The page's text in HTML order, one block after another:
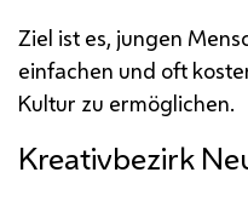
Ziel ist es, jungen
einfachen und oft
Kultur zu ermöglichen.
Kreativbezirk